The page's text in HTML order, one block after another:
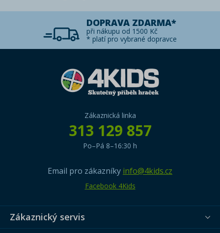
DOPRAVA ZDARMA*
při nákupu od 1500 Kč
* platí pro vybrané dopravce
Zákaznická linka
313 129 857
Po–Pá 8–16:30 h
Email pro zákazníky info@4kids.cz
Facebook 4Kids
Zákaznický servis